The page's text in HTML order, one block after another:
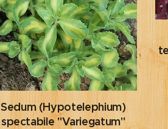
Sedum (Hypotelephium)
spectabile "Variegatum"